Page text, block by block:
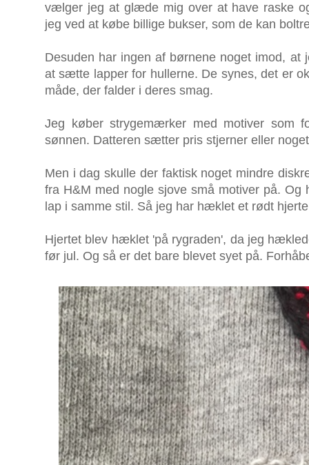
vælger jeg at glæde mig over at have raske
jeg ved at købe billige bukser, som de kan
Desuden har ingen af børnene noget imod,
at sætte lapper for hullerne. De synes, det er
måde, der falder i deres smag.
Jeg køber strygemærker med motiver som
sønnen. Datteren sætter pris stjerner eller
Men i dag skulle der faktisk noget mindre
fra H&M med nogle sjove små motiver på. Og
lap i samme stil. Så jeg har hæklet et rødt
Hjertet blev hæklet 'på rygraden', da jeg
før jul. Og så er det bare blevet syet på.